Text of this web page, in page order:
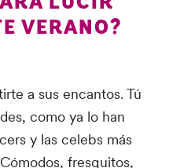
VERANO?
a sus encantos. Tú
como ya lo han
y las celebs más
fresquitos,